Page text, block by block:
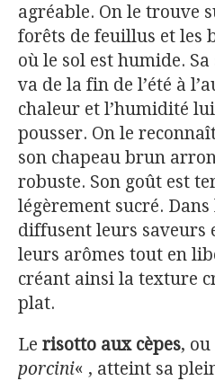
agréable. On le trouve
forêts de feuillus et les
où le sol est humide.
va de la fin de l’été à
chaleur et l’humidité
pousser. On le
son chapeau brun
robuste. Son goût est
légèrement sucré. Dans
diffusent leurs saveurs
leurs arômes tout en
créant ainsi la texture
plat.
Le risotto aux cèpes, ou
porcini« , atteint sa